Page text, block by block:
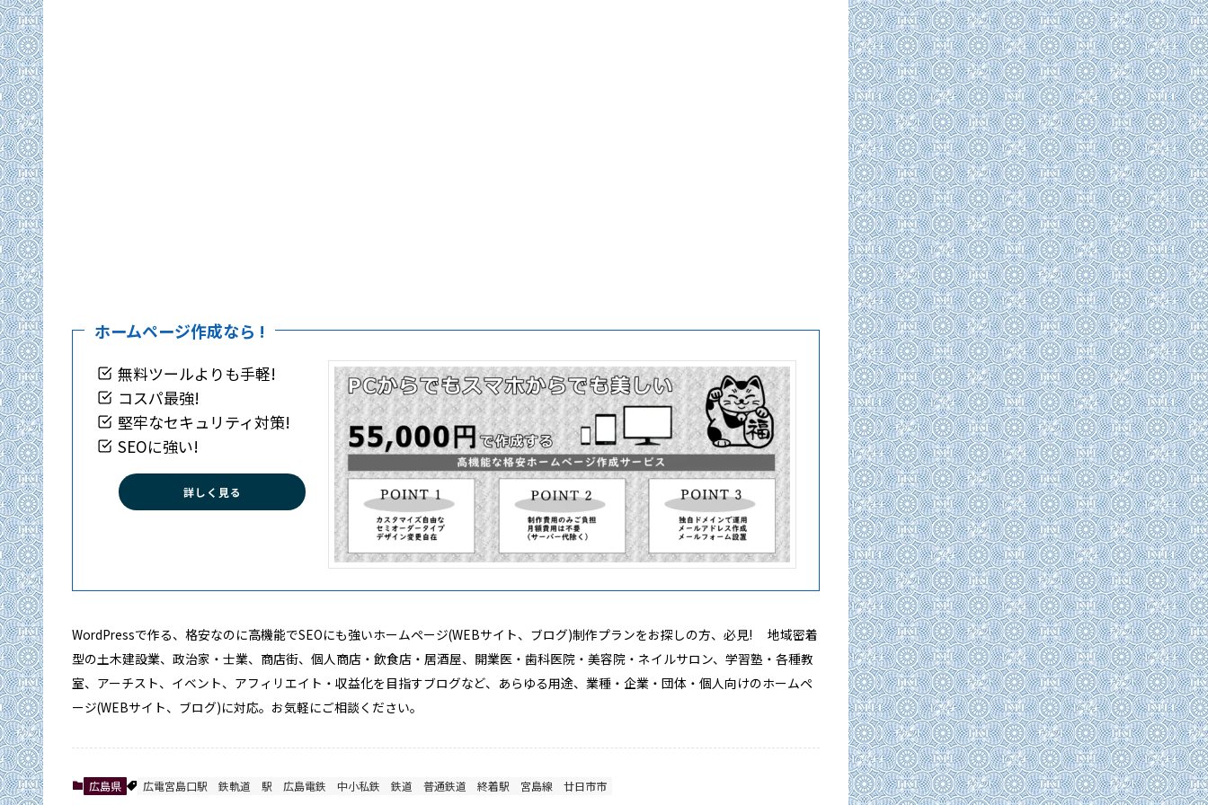
ホームページ作成なら !
無料ツールよりも手軽!
コスパ最強!
堅牢なセキュリティ対策!
SEOに強い!
詳しく見る
WordPressで作る、格安なのに高機能でSEOにも強いホームページ(WEBサイト、ブログ)制作プランをお探しの方、必見! 地域密着
型の土木建設業、政治家・士業、商店街、個人商店・飲食店・居酒屋、開業医・歯科医院・美容院・ネイルサロン、学習塾・各種教
室、アーチスト、イベント、アフィリエイト・収益化を目指すブログなど、あらゆる用途、業種・企業・団体・個人向けのホームペ
ージ(WEBサイト、ブログ)に対応。お気軽にご相談ください。
広島県 広電宮島口駅 鉄軌道 駅 広島電鉄 中小私鉄 鉄道 普通鉄道 終着駅 宮島線 廿日市市